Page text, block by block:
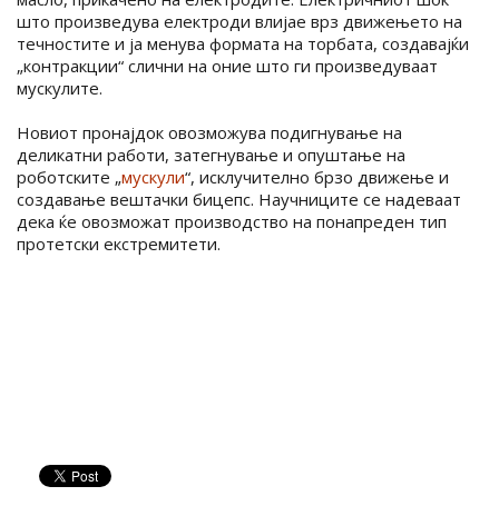
што произведува електроди влијае врз движењето на
течностите и ја менува формата на торбата, создавајќи
„контракции“ слични на оние што ги произведуваат
мускулите.
Новиот пронајдок овозможува подигнување на
деликатни работи, затегнување и опуштање на
роботските „мускули“, исклучително брзо движење и
создавање вештачки бицепс. Научниците се надеваат
дека ќе овозможат производство на понапреден тип
протетски екстремитети.